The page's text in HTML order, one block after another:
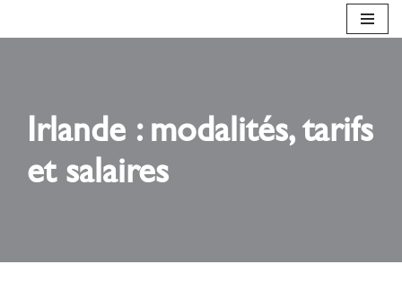
Irlande : modalités, tarifs
et salaires